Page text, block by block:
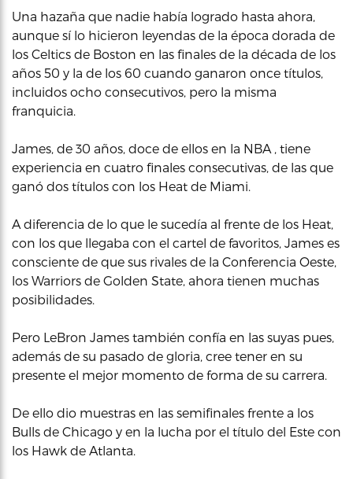
Una hazaña que nadie había logrado hasta ahora,
aunque sí lo hicieron leyendas de la época dorada de
los Celtics de Boston en las finales de la década de los
años 50 y la de los 60 cuando ganaron once títulos,
incluidos ocho consecutivos, pero la misma
franquicia.
James, de 30 años, doce de ellos en la NBA , tiene
experiencia en cuatro finales consecutivas, de las que
ganó dos títulos con los Heat de Miami.
A diferencia de lo que le sucedía al frente de los Heat,
con los que llegaba con el cartel de favoritos, James es
consciente de que sus rivales de la Conferencia Oeste,
los Warriors de Golden State, ahora tienen muchas
posibilidades.
Pero LeBron James también confía en las suyas pues,
además de su pasado de gloria, cree tener en su
presente el mejor momento de forma de su carrera.
De ello dio muestras en las semifinales frente a los
Bulls de Chicago y en la lucha por el título del Este con
los Hawk de Atlanta.